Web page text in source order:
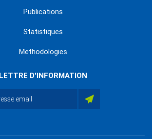
Publications
Statistiques
Methodologies
LETTRE D'INFORMATION